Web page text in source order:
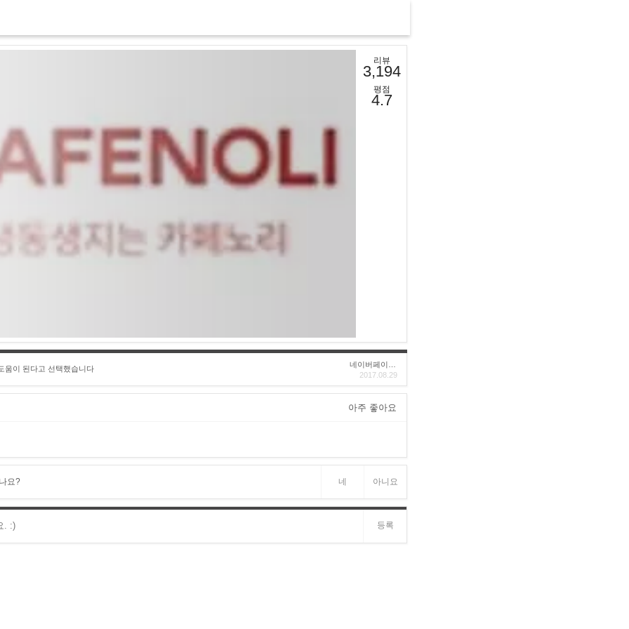
리뷰
3,194
평점
4.7
움이 된다고 선택했습니다
2017.08.29
아주 좋아요
요? 네 아니요
등록